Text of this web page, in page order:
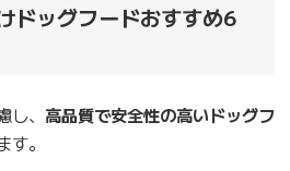
ドッグフードおすすめ6
、 高品質で安全性の高いドッグフ
。